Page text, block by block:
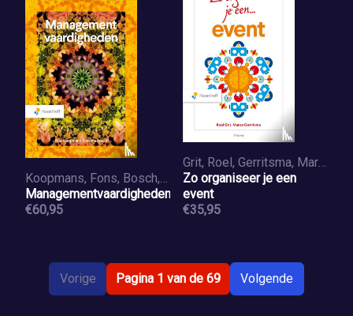
Koopmans, Fons, Bosch, Suzan
Managementvaardigheden
€60,95
Grit, Roel, Gerritsma, Marco
Zo organiseer je een
event
€35,95
Vorige Pagina 1 van de 69 Volgende